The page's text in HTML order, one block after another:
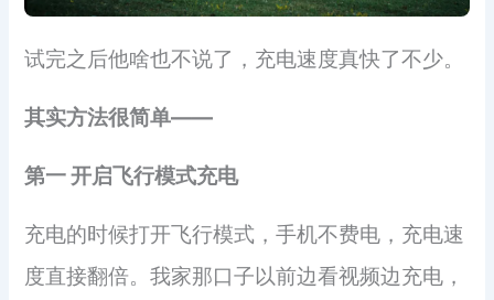
试完之后他啥也不说了，充电速度真快了不少。
其实方法很简单——
第一 开启飞行模式充电
充电的时候打开飞行模式，手机不费电，充电速
度直接翻倍。我家那口子以前边看视频边充电，